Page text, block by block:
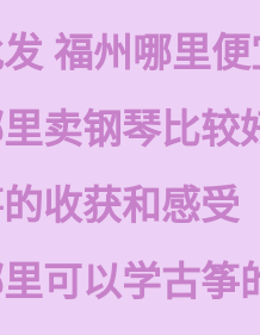
福州哪里
卖钢琴比较
收获和感受
可以学古筝